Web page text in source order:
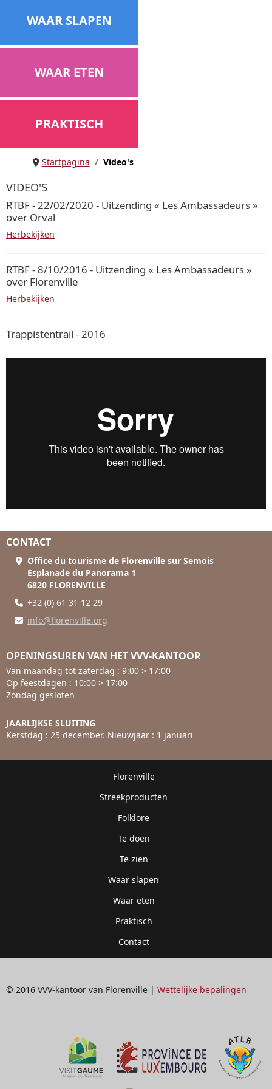
WAAR SLAPEN
WAAR ETEN
PRAKTISCH
Startpagina Video's
VIDEO'S
RTBF - 22/02/2020 - Uitzending « Les Ambassadeurs »
over Orval
Herbekijken
RTBF - 8/10/2016 - Uitzending « Les Ambassadeurs »
over Florenville
Herbekijken
Trappistentrail - 2016
CONTACT
Office du tourisme de Florenville sur Semois
Esplanade du Panorama 1
6820 FLORENVILLE
+32 (0) 61 31 12 29
info@florenville.org
OPENINGSUREN VAN HET VVV-KANTOOR
Van maandag tot zaterdag : 9:00 > 17:00
Op feestdagen : 10:00 > 17:00
Zondag gesloten
JAARLIJKSE SLUITING
Kerstdag : 25 december. Nieuwjaar : 1 januari
Florenville
Streekproducten
Folklore
Te doen
Te zien
Waar slapen
Waar eten
Praktisch
Contact
© 2016 VVV-kantoor van Florenville | Wettelijke bepalingen